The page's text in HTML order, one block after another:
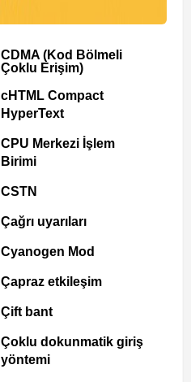
CDMA (Kod Bölmeli
Çoklu Erişim)
cHTML Compact
HyperText
CPU Merkezi İşlem
Birimi
CSTN
Çağrı uyarıları
Cyanogen Mod
Çapraz etkileşim
Çift bant
Çoklu dokunmatik giriş
yöntemi